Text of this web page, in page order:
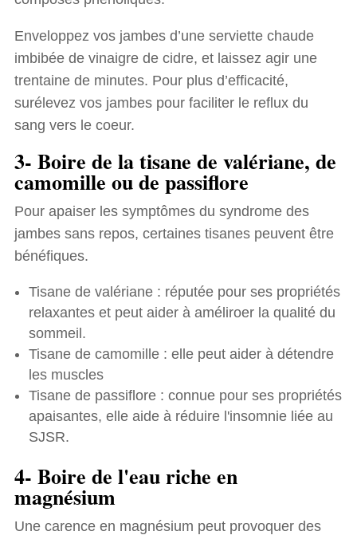
Enveloppez vos jambes d’une serviette chaude
imbibée de vinaigre de cidre, et laissez agir une
trentaine de minutes. Pour plus d’efficacité,
surélevez vos jambes pour faciliter le reflux du
sang vers le coeur.
3- Boire de la tisane de valériane, de
camomille ou de passiflore
Pour apaiser les symptômes du syndrome des
jambes sans repos, certaines tisanes peuvent être
bénéfiques.
Tisane de valériane : réputée pour ses propriétés
relaxantes et peut aider à améliroer la qualité du
sommeil.
Tisane de camomille : elle peut aider à détendre
les muscles
Tisane de passiflore : connue pour ses propriétés
apaisantes, elle aide à réduire l'insomnie liée au
SJSR.
4- Boire de l'eau riche en
magnésium
Une carence en magnésium peut provoquer des